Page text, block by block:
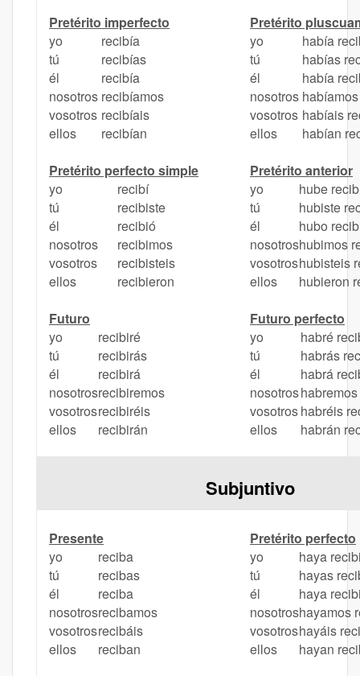
Pretérito imperfecto
yo
recibía
tú
recibías
él
recibía
nosotros recibíamos
vosotros recibíais
ellos
recibían
Pretérito
yo
había
tú
habías
él
había
nosotros
vosotros habíais
ellos
habían
Pretérito perfecto simple
yo
recibí
tú
recibiste
él
recibió
nosotros
recibimos
vosotros
recibisteis
ellos
recibieron
Pretérito anterior
yo
hube
tú
hubiste
él
hubo
nosotroshubimos
vosotroshubisteis
ellos
hubieron
Futuro
yo
recibiré
tú
recibirás
él
recibirá
nosotrosrecibiremos
vosotrosrecibiréis
ellos
recibirán
Futuro perfecto
yo
habré
tú
habrás
él
habrá
nosotros
vosotroshabréis
ellos
habrán
Subjuntivo
Presente
yo
reciba
tú
recibas
él
reciba
nosotrosrecibamos
vosotrosrecibáis
ellos
reciban
Pretérito perfecto
yo
haya
tú
hayas
él
haya
nosotroshayamos
vosotroshayáis
ellos
hayan